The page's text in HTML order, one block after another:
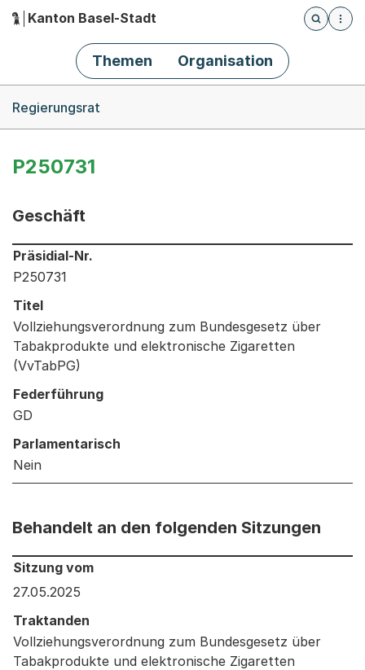
Hauptnavigation
Kanton Basel-Stadt
Öffnet
Themen Organisation
Regierungsrat
P250731
Geschäft
Informationen zum Ausgewählten Geschäft
Präsidial-Nr.
P250731
Titel
Vollziehungsverordnung zum Bundesgesetz über
Tabakprodukte und elektronische Zigaretten
(VvTabPG)
Federführung
GD
Parlamentarisch
Nein
Behandelt an den folgenden Sitzungen
Behandelt an den folgenden Sitzungen: Informationen
Sitzung vom
27.05.2025
Traktanden
Vollziehungsverordnung zum Bundesgesetz über
Tabakprodukte und elektronische Zigaretten